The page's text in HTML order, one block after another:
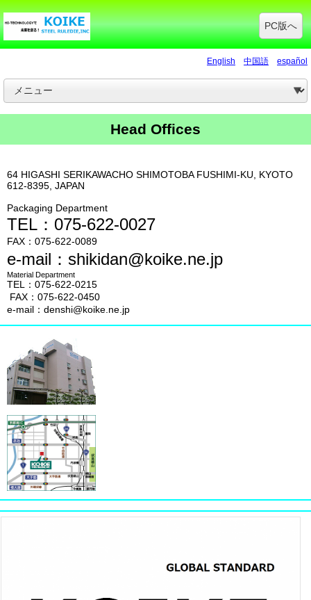
PC版へ
English 中国語 español
Head Offices
64 HIGASHI SERIKAWACHO SHIMOTOBA FUSHIMI-KU, KYOTO
612-8395, JAPAN
Packaging Department
TEL：075-622-0027
FAX：075-622-0089
e-mail：shikidan@koike.ne.jp
Material Department
TEL：075-622-0215
FAX：075-622-0450
e-mail：denshi@koike.ne.jp